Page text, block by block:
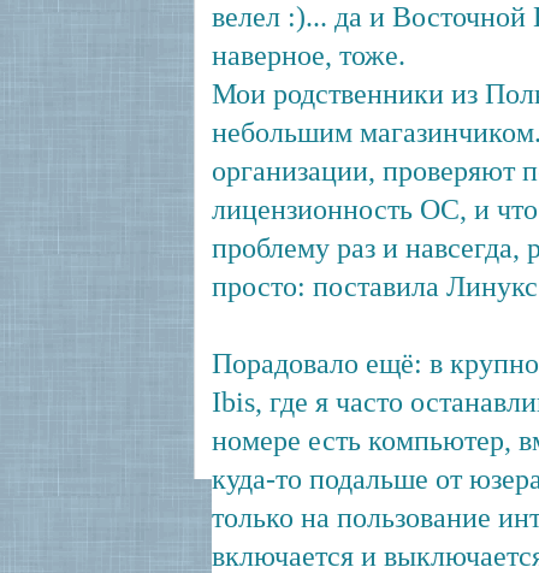
велел :)... да и
наверное, тоже.
Мои родственники из
небольшим
организации, проверяют
лицензионность ОС, и
проблему раз и навсегда,
просто: поставила
Порадовало ещё: в
Ibis, где я часто
номере есть компьютер,
куда-то подальше от
только на пользование
включается и